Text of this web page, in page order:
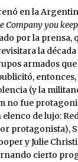
en la
Company you keep.
por la prensa,
la década
armados
(y la
no fue
de lujo:
protagonista),
y Julie
cierto